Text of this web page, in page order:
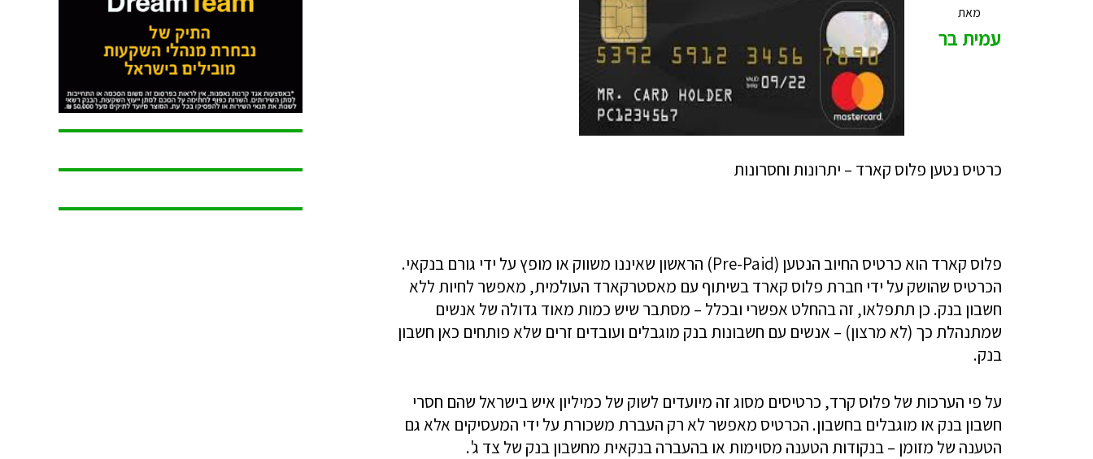
מאת
עמית בר
כרטיס נטען פלוס קארד – יתרונות וחסרונות
פלוס קארד הוא כרטיס החיוב הנטען (Pre-Paid) הראשון שאיננו משווק או מופץ על ידי גורם בנקאי.
הכרטיס שהושק על ידי חברת פלוס קארד בשיתוף עם מאסטרקארד העולמית, מאפשר לחיות ללא
חשבון בנק. כן תתפלאו, זה בהחלט אפשרי ובכלל – מסתבר שיש כמות מאוד גדולה של אנשים
שמתנהלת כך (לא מרצון) – אנשים עם חשבונות בנק מוגבלים ועובדים זרים שלא פותחים כאן חשבון
בנק.
על פי הערכות של פלוס קרד, כרטיסים מסוג זה מיועדים לשוק של כמיליון איש בישראל שהם חסרי
חשבון בנק או מוגבלים בחשבון. הכרטיס מאפשר לא רק העברת משכורת על ידי המעסיקים אלא גם
הטענה של מזומן – בנקודות הטענה מסוימות או בהעברה בנקאית מחשבון בנק של צד ג'.